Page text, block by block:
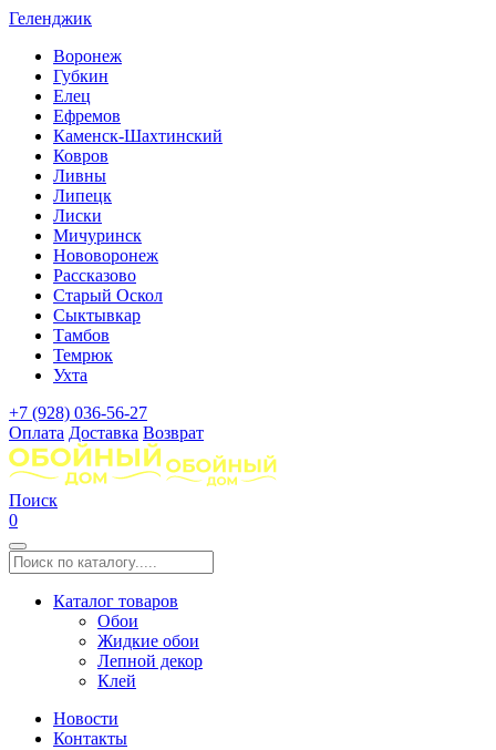
Геленджик
Воронеж
Губкин
Елец
Ефремов
Каменск-Шахтинский
Ковров
Ливны
Липецк
Лиски
Мичуринск
Нововоронеж
Рассказово
Старый Оскол
Сыктывкар
Тамбов
Темрюк
Ухта
+7 (928) 036-56-27
Оплата Доставка Возврат
Поиск
0
Каталог товаров
Обои
Жидкие обои
Лепной декор
Клей
Новости
Контакты